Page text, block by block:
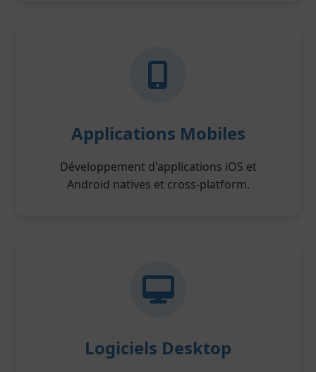
Applications Mobiles
Développement d'applications iOS et
Android natives et cross-platform.
Logiciels Desktop